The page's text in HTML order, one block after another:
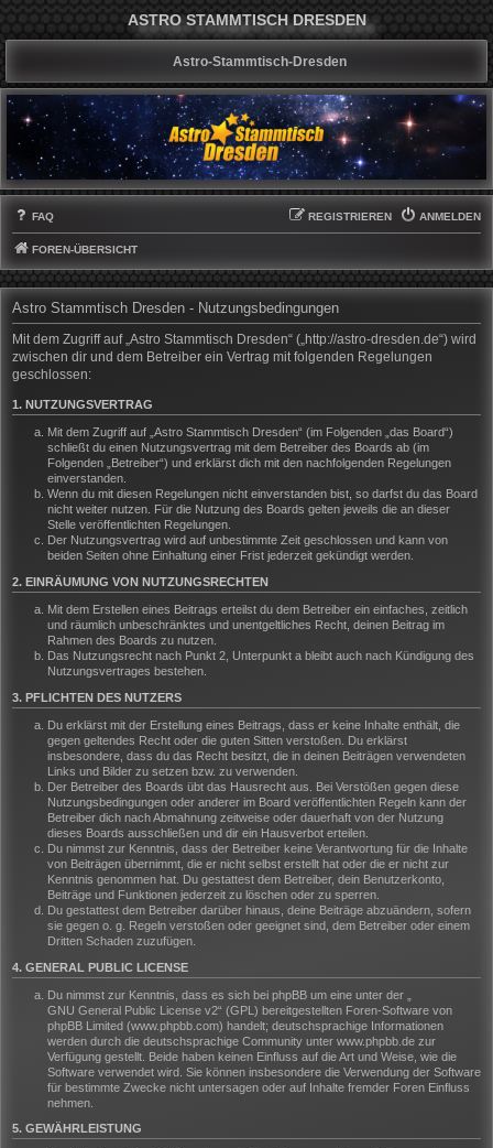
ASTRO STAMMTISCH DRESDEN
Astro-Stammtisch-Dresden
FAQ ANMELDEN
REGISTRIEREN
FOREN-ÜBERSICHT
Astro Stammtisch Dresden - Nutzungsbedingungen
Mit dem Zugriff auf „Astro Stammtisch Dresden“ („http://astro-dresden.de“) wird
zwischen dir und dem Betreiber ein Vertrag mit folgenden Regelungen
geschlossen:
1. NUTZUNGSVERTRAG
Mit dem Zugriff auf „Astro Stammtisch Dresden“ (im Folgenden „das Board“)
schließt du einen Nutzungsvertrag mit dem Betreiber des Boards ab (im
Folgenden „Betreiber“) und erklärst dich mit den nachfolgenden Regelungen
einverstanden.
Wenn du mit diesen Regelungen nicht einverstanden bist, so darfst du das Board
nicht weiter nutzen. Für die Nutzung des Boards gelten jeweils die an dieser
Stelle veröffentlichten Regelungen.
Der Nutzungsvertrag wird auf unbestimmte Zeit geschlossen und kann von
beiden Seiten ohne Einhaltung einer Frist jederzeit gekündigt werden.
2. EINRÄUMUNG VON NUTZUNGSRECHTEN
Mit dem Erstellen eines Beitrags erteilst du dem Betreiber ein einfaches, zeitlich
und räumlich unbeschränktes und unentgeltliches Recht, deinen Beitrag im
Rahmen des Boards zu nutzen.
Das Nutzungsrecht nach Punkt 2, Unterpunkt a bleibt auch nach Kündigung des
Nutzungsvertrages bestehen.
3. PFLICHTEN DES NUTZERS
Du erklärst mit der Erstellung eines Beitrags, dass er keine Inhalte enthält, die
gegen geltendes Recht oder die guten Sitten verstoßen. Du erklärst
insbesondere, dass du das Recht besitzt, die in deinen Beiträgen verwendeten
Links und Bilder zu setzen bzw. zu verwenden.
Der Betreiber des Boards übt das Hausrecht aus. Bei Verstößen gegen diese
Nutzungsbedingungen oder anderer im Board veröffentlichten Regeln kann der
Betreiber dich nach Abmahnung zeitweise oder dauerhaft von der Nutzung
dieses Boards ausschließen und dir ein Hausverbot erteilen.
Du nimmst zur Kenntnis, dass der Betreiber keine Verantwortung für die Inhalte
von Beiträgen übernimmt, die er nicht selbst erstellt hat oder die er nicht zur
Kenntnis genommen hat. Du gestattest dem Betreiber, dein Benutzerkonto,
Beiträge und Funktionen jederzeit zu löschen oder zu sperren.
Du gestattest dem Betreiber darüber hinaus, deine Beiträge abzuändern, sofern
sie gegen o. g. Regeln verstoßen oder geeignet sind, dem Betreiber oder einem
Dritten Schaden zuzufügen.
4. GENERAL PUBLIC LICENSE
Du nimmst zur Kenntnis, dass es sich bei phpBB um eine unter der „
GNU General Public License v2“ (GPL) bereitgestellten Foren-Software von
phpBB Limited (www.phpbb.com) handelt; deutschsprachige Informationen
werden durch die deutschsprachige Community unter www.phpbb.de zur
Verfügung gestellt. Beide haben keinen Einfluss auf die Art und Weise, wie die
Software verwendet wird. Sie können insbesondere die Verwendung der Software
für bestimmte Zwecke nicht untersagen oder auf Inhalte fremder Foren Einfluss
nehmen.
5. GEWÄHRLEISTUNG